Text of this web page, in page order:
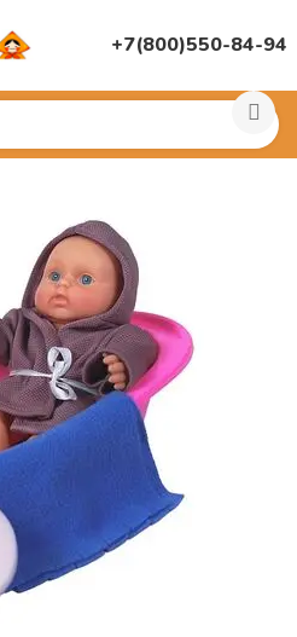
+7(800)550-84-94
САДА Куклы,